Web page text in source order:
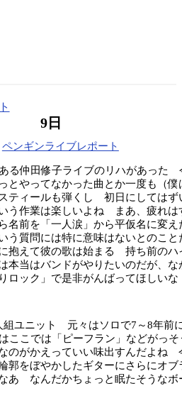
9日
ペンギンライブレポート
る仲田修子ライブのリハがあった
やってなかった曲とか一度も（
ティールも弾くし 初日にしてはず
う作業は楽しいよね まあ、疲れは
名前を「一人涙」から平仮名に変
う質問には特に意味はないとの
抱えて彼の歌は始まる 持ち前の
本当はバンドがやりたいのだが、
ロック」で是非がんばってほしい
組ユニット 元々はソロで7～8年前
ここでは「ピーフラン」などがっ
のがかえっていい味出すんだよ
郭をぼやかしたギターにさらにオ
あ なんだかちょっと眠たそうな